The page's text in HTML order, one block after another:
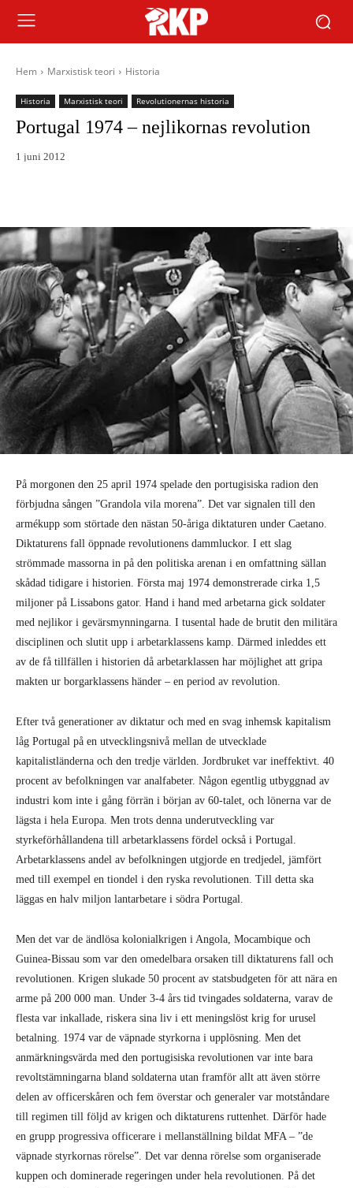
Hem Marxistisk teori Historia
Historia Marxistisk teori Revolutionernas historia
Portugal 1974 – nejlikornas revolution
1 juni 2012
På morgonen den 25 april 1974 spelade den portugisiska radion den
förbjudna sången ”Grandola vila morena”. Det var signalen till den
armékupp som störtade den nästan 50-åriga diktaturen under Caetano.
Diktaturens fall öppnade revolutionens dammluckor. I ett slag
strömmade massorna in på den politiska arenan i en omfattning sällan
skådad tidigare i historien. Första maj 1974 demonstrerade cirka 1,5
miljoner på Lissabons gator. Hand i hand med arbetarna gick soldater
med nejlikor i gevärsmynningarna. I tusental hade de brutit den militära
disciplinen och slutit upp i arbetarklassens kamp. Därmed inleddes ett
av de få tillfällen i historien då arbetarklassen har möjlighet att gripa
makten ur borgarklassens händer – en period av revolution.
Efter två generationer av diktatur och med en svag inhemsk kapitalism
låg Portugal på en utvecklingsnivå mellan de utvecklade
kapitalistländerna och den tredje världen. Jordbruket var ineffektivt. 40
procent av befolkningen var analfabeter. Någon egentlig utbyggnad av
industri kom inte i gång förrän i början av 60-talet, och lönerna var de
lägsta i hela Europa. Men trots denna underutveckling var
styrkeförhållandena till arbetarklassens fördel också i Portugal.
Arbetarklassens andel av befolkningen utgjorde en tredjedel, jämfört
med till exempel en tiondel i den ryska revolutionen. Till detta ska
läggas en halv miljon lantarbetare i södra Portugal.
Men det var de ändlösa kolonialkrigen i Angola, Mocambique och
Guinea-Bissau som var den omedelbara orsaken till diktaturens fall och
revolutionen. Krigen slukade 50 procent av statsbudgeten för att nära en
arme på 200 000 man. Under 3-4 års tid tvingades soldaterna, varav de
flesta var inkallade, riskera sina liv i ett meningslöst krig for urusel
betalning. 1974 var de väpnade styrkorna i upplösning. Men det
anmärkningsvärda med den portugisiska revolutionen var inte bara
revoltstämningarna bland soldaterna utan framför allt att även större
delen av officerskåren och fem överstar och generaler var motståndare
till regimen till följd av krigen och diktaturens ruttenhet. Därför hade
en grupp progressiva officerare i mellanställning bildat MFA – ”de
väpnade styrkornas rörelse”. Det var denna rörelse som organiserade
kuppen och dominerade regeringen under hela revolutionen. På det